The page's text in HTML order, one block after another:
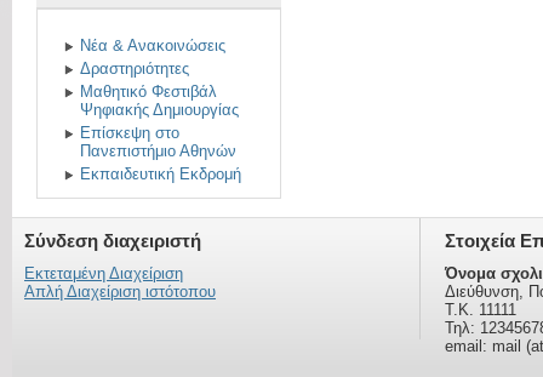
Νέα & Ανακοινώσεις
Δραστηριότητες
Μαθητικό Φεστιβάλ
Ψηφιακής Δημιουργίας
Επίσκεψη στο
Πανεπιστήμιο Αθηνών
Εκπαιδευτική Εκδρομή
Σύνδεση διαχειριστή
Εκτεταμένη Διαχείριση
Απλή Διαχείριση ιστότοπου
Στοιχεία
Όνομα
Διεύθυνση,
Τ.Κ. 11111
Τηλ:
email: mail